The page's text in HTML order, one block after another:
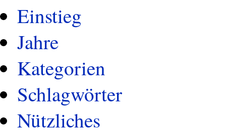
Einstieg
Jahre
Kategorien
Schlagwörter
Nützliches